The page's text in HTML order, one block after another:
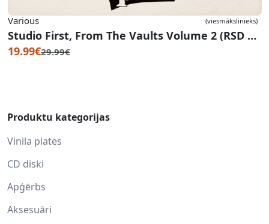
Various (viesmākslinieks)
Studio First, From The Vaults Volume 2 (RSD 2020)
19.99€29.99€
Produktu kategorijas
Vinila plates
CD diski
Apģērbs
Aksesuāri